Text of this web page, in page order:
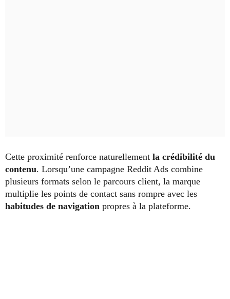
Cette proximité renforce naturellement la crédibilité du
contenu. Lorsqu’une campagne Reddit Ads combine
plusieurs formats selon le parcours client, la marque
multiplie les points de contact sans rompre avec les
habitudes de navigation propres à la plateforme.